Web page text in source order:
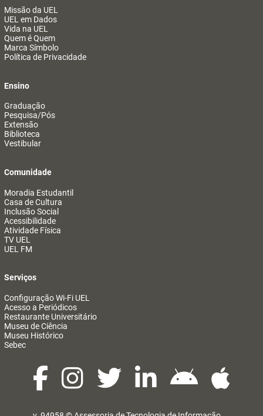
Missão da UEL
UEL em Dados
Vida na UEL
Quem é Quem
Marca Símbolo
Política de Privacidade
Ensino
Graduação
Pesquisa/Pós
Extensão
Biblioteca
Vestibular
Comunidade
Moradia Estudantil
Casa de Cultura
Inclusão Social
Acessibilidade
Atividade Física
TV UEL
UEL FM
Serviços
Configuração Wi-Fi UEL
Acesso a Periódicos
Restaurante Universitário
Museu de Ciência
Museu Histórico
Sebec